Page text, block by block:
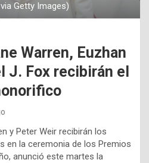
Getty Images)
Warren, Euzhan
J. Fox recibirán el
y Peter Weir recibirán los
en la ceremonia de los Premios
anunció este martes la